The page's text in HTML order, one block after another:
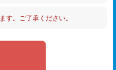
。ご了承ください。